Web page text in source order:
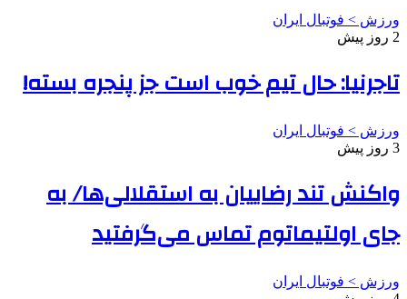
ورزش > فوتبال ایران
2 روز پیش
تاجرنیا: حال تیم خوب است جز پنجره بسته!
ورزش > فوتبال ایران
3 روز پیش
واکنش تند رضاییان به استقلالی‌ها/ به
جای اولتیماتوم تماس می‌گرفتید
ورزش > فوتبال ایران